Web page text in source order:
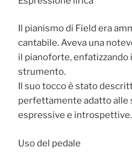
Il pianismo di Field era
cantabile. Aveva una
il pianoforte,
strumento.
Il suo tocco è stato
perfettamente adatto alle
espressive e introspettive.
Uso del pedale